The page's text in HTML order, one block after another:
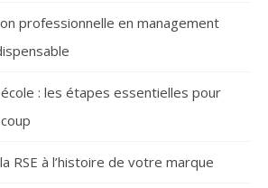
professionnelle en management
: les étapes essentielles pour
RSE à l’histoire de votre marque